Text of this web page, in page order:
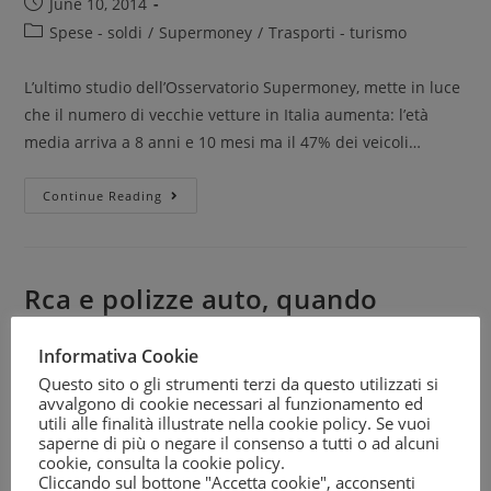
Spese - soldi / Supermoney / Trasporti - turismo
L’ultimo studio dell’Osservatorio Supermoney, mette in luce
che il numero di vecchie vetture in Italia aumenta: l’età
media arriva a 8 anni e 10 mesi ma il 47% dei veicoli…
Continue Reading
Rca e polizze auto, quando
più?
June 6, 2014
Spese - soldi / Supermoney / Trasporti - turismo
Informativa Cookie
Questo sito o gli strumenti terzi da questo utilizzati si
avvalgono di cookie necessari al funzionamento ed
utili alle finalità illustrate nella cookie policy. Se vuoi
saperne di più o negare il consenso a tutti o ad alcuni
cookie, consulta la cookie policy.
Cliccando sul bottone "Accetta cookie", acconsenti